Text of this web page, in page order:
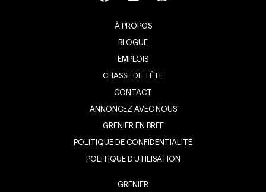
À PROPOS
BLOGUE
EMPLOIS
CHASSE DE TÊTE
CONTACT
ANNONCEZ AVEC NOUS
GRENIER EN BREF
POLITIQUE DE CONFIDENTIALITÉ
POLITIQUE D’UTILISATION
GRENIER